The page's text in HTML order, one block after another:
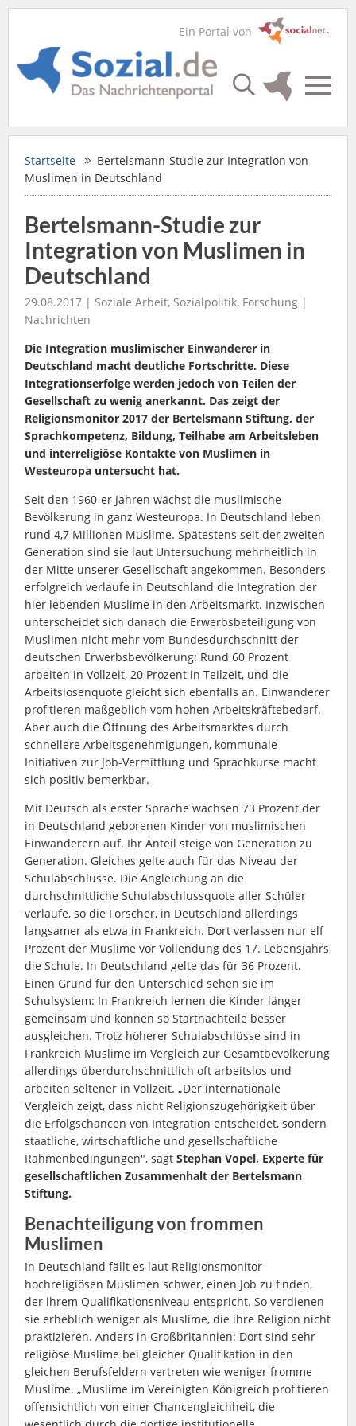
Ein Portal von
Startseite
Bertelsmann-Studie zur Integration von
Muslimen in Deutschland
Bertelsmann-Studie zur
Integration von Muslimen in
Deutschland
29.08.2017 | Soziale Arbeit, Sozialpolitik, Forschung |
Nachrichten
Die Integration muslimischer Einwanderer in
Deutschland macht deutliche Fortschritte. Diese
Integrationserfolge werden jedoch von Teilen der
Gesellschaft zu wenig anerkannt. Das zeigt der
Religionsmonitor 2017 der Bertelsmann Stiftung, der
Sprachkompetenz, Bildung, Teilhabe am Arbeitsleben
und interreligiöse Kontakte von Muslimen in
Westeuropa untersucht hat.
Seit den 1960-er Jahren wächst die muslimische
Bevölkerung in ganz Westeuropa. In Deutschland leben
rund 4,7 Millionen Muslime. Spätestens seit der zweiten
Generation sind sie laut Untersuchung mehrheitlich in
der Mitte unserer Gesellschaft angekommen. Besonders
erfolgreich verlaufe in Deutschland die Integration der
hier lebenden Muslime in den Arbeitsmarkt. Inzwischen
unterscheidet sich danach die Erwerbsbeteiligung von
Muslimen nicht mehr vom Bundesdurchschnitt der
deutschen Erwerbsbevölkerung: Rund 60 Prozent
arbeiten in Vollzeit, 20 Prozent in Teilzeit, und die
Arbeitslosenquote gleicht sich ebenfalls an. Einwanderer
profitieren maßgeblich vom hohen Arbeitskräftebedarf.
Aber auch die Öffnung des Arbeitsmarktes durch
schnellere Arbeitsgenehmigungen, kommunale
Initiativen zur Job-Vermittlung und Sprachkurse macht
sich positiv bemerkbar.
Mit Deutsch als erster Sprache wachsen 73 Prozent der
in Deutschland geborenen Kinder von muslimischen
Einwanderern auf. Ihr Anteil steige von Generation zu
Generation. Gleiches gelte auch für das Niveau der
Schulabschlüsse. Die Angleichung an die
durchschnittliche Schulabschlussquote aller Schüler
verlaufe, so die Forscher, in Deutschland allerdings
langsamer als etwa in Frankreich. Dort verlassen nur elf
Prozent der Muslime vor Vollendung des 17. Lebensjahrs
die Schule. In Deutschland gelte das für 36 Prozent.
Einen Grund für den Unterschied sehen sie im
Schulsystem: In Frankreich lernen die Kinder länger
gemeinsam und können so Startnachteile besser
ausgleichen. Trotz höherer Schulabschlüsse sind in
Frankreich Muslime im Vergleich zur Gesamtbevölkerung
allerdings überdurchschnittlich oft arbeitslos und
arbeiten seltener in Vollzeit. „Der internationale
Vergleich zeigt, dass nicht Religionszugehörigkeit über
die Erfolgschancen von Integration entscheidet, sondern
staatliche, wirtschaftliche und gesellschaftliche
Rahmenbedingungen", sagt Stephan Vopel, Experte für
gesellschaftlichen Zusammenhalt der Bertelsmann
Stiftung.
Benachteiligung von frommen
Muslimen
In Deutschland fällt es laut Religionsmonitor
hochreligiösen Muslimen schwer, einen Job zu finden,
der ihrem Qualifikationsniveau entspricht. So verdienen
sie erheblich weniger als Muslime, die ihre Religion nicht
praktizieren. Anders in Großbritannien: Dort sind sehr
religiöse Muslime bei gleicher Qualifikation in den
gleichen Berufsfeldern vertreten wie weniger fromme
Muslime. „Muslime im Vereinigten Königreich profitieren
offensichtlich von einer Chancengleichheit, die